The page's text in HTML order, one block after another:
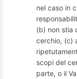
nel caso in
(b) non stia
cerchio, (c)
scopi del
parte, o il